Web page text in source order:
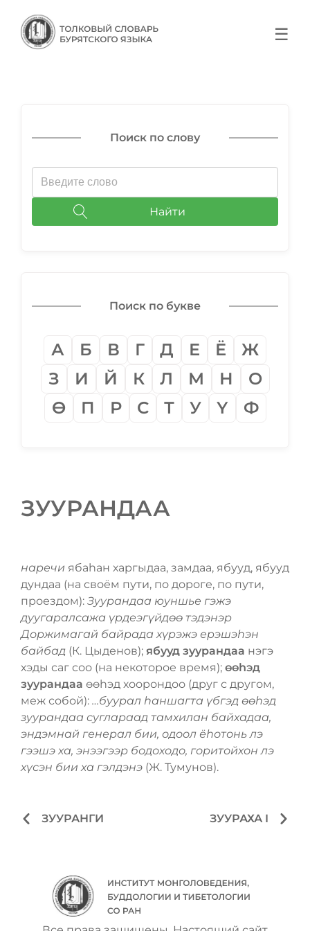
☰
Поиск по слову
Найти
Поиск по букве
А Б В Г Д Е Ё
Ж
З
И Й К Л М Н
О
Ѳ
П Р С Т У Ү Ф
ЗУУРАНДАА
наречи ябаһан харгыдаа, замдаа, ябууд, ябууд
дундаа (на своём пути, по дороге, по пути,
проездом): Зуурандаа юуншье гэжэ
дуугаралсажа үрдеэгүйдѳѳ тэдэнэр
Доржимагай байрада хүрэжэ ерэшэһэн
байбад (К. Цыденов); ябууд зуурандаа нэгэ
хэды саг соо (на некоторое время); ѳѳһэд
зуурандаа ѳѳһэд хоорондоо (друг с другом,
меж собой): …буурал һаншагта үбгэд ѳѳһэд
зуурандаа суглараад тамхилан байхадаа,
эндэмнай генерал бии, одоол ёһотонь лэ
гээшэ ха, энээгээр бодоходо, горитойхон лэ
хүсэн бии ха гэлдэнэ (Ж. Тумунов).
ЗУУРАНГИ ЗУУРАХА I